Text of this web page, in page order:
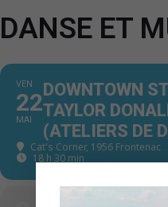
DANSE ET
VEN
22
MAI
DOWNTOWN
TAYLOR
(ATELIERS DE
Cat's Corner, 1956 Frontenac
18 h 30 min - 23 h 59 min